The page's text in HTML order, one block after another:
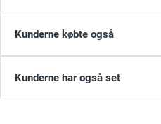
Kunderne købte også
Kunderne har også set